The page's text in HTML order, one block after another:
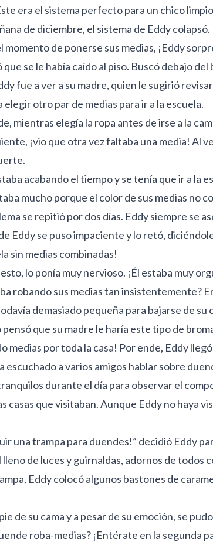
era el sistema perfecto para un chico
de diciembre, el sistema de Eddy
momento de ponerse sus medias, ¡Eddy
que se le había caído al piso. Buscó debajo
fue a ver a su madre, quien le sugirió
elegir otro par de medias para ir a la escuela.
mientras elegía la ropa antes de irse a la
¡vio que otra vez faltaba una media! Al
acabando el tiempo y se tenía que ir a la
mucho porque el color de sus medias no
se repitió por dos días. Eddy siempre se
Eddy se puso impaciente y lo retó,
sin medias combinadas!
lo ponía muy nervioso. ¡Él estaba muy
robando sus medias tan insistentemente?
demasiado pequeña para bajarse de
que su madre le haría este tipo de
medias por toda la casa! Por ende, Eddy
escuchado a varios amigos hablar sobre
durante el día para observar el
casas que visitaban. Aunque Eddy no haya
una trampa para duendes!” decidió Eddy
de luces y guirnaldas, adornos de todos
Eddy colocó algunos bastones de
de su cama y a pesar de su emoción, se
roba-medias? ¡Entérate en la segunda